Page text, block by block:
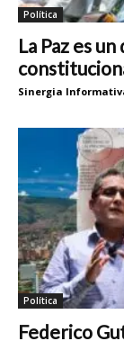
Política
La Paz es
Sinergia
Política
Federico